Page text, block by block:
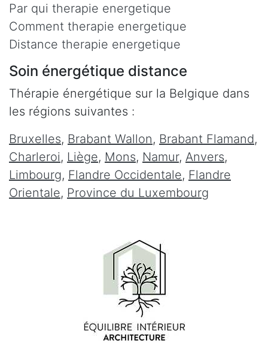
Par qui therapie energetique
Comment therapie energetique
Distance therapie energetique
Soin énergétique distance
Thérapie énergétique sur la Belgique dans
les régions suivantes :
Bruxelles, Brabant Wallon, Brabant Flamand,
Charleroi, Liège, Mons, Namur, Anvers,
Limbourg, Flandre Occidentale, Flandre
Orientale, Province du Luxembourg